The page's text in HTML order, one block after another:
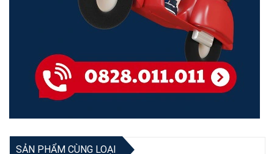
12 Month
SẢN PHẨM CÙNG LOẠI